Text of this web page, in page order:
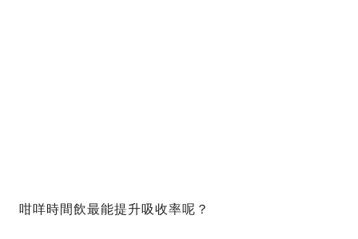
咁咩時間飲最能提升吸收率呢？